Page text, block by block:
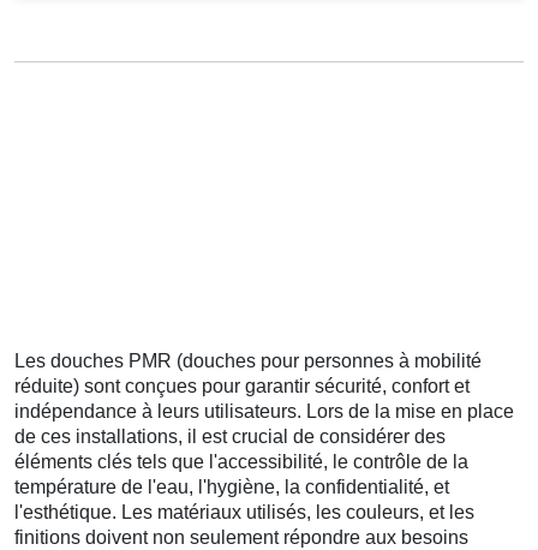
Les douches PMR (douches pour personnes à mobilité
réduite) sont conçues pour garantir sécurité, confort et
indépendance à leurs utilisateurs. Lors de la mise en place
de ces installations, il est crucial de considérer des
éléments clés tels que l'accessibilité, le contrôle de la
température de l'eau, l'hygiène, la confidentialité, et
l'esthétique. Les matériaux utilisés, les couleurs, et les
finitions doivent non seulement répondre aux besoins